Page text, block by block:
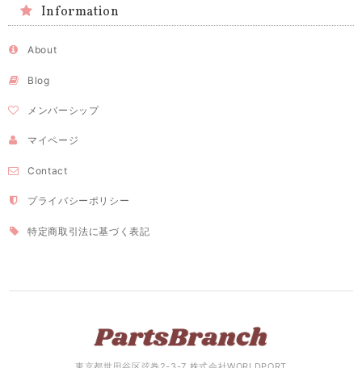
Information
About
Blog
メンバーシップ
マイページ
Contact
プライバシーポリシー
特定商取引法に基づく表記